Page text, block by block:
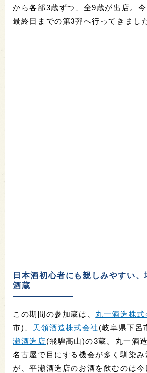
から各部3蔵ずつ、全9蔵が出店。
最終日までの第3弾へ行ってきまし
日本酒初心者にも親しみやすい、
酒蔵
この期間の参加蔵は、 丸一酒造株式
市)、 天領酒造株式会社 (岐阜県下呂
瀬酒造店(飛騨高山)の3蔵。丸一酒
名古屋で目にする機会が多く馴染み
が、平瀬酒造店のお酒を飲むのは今